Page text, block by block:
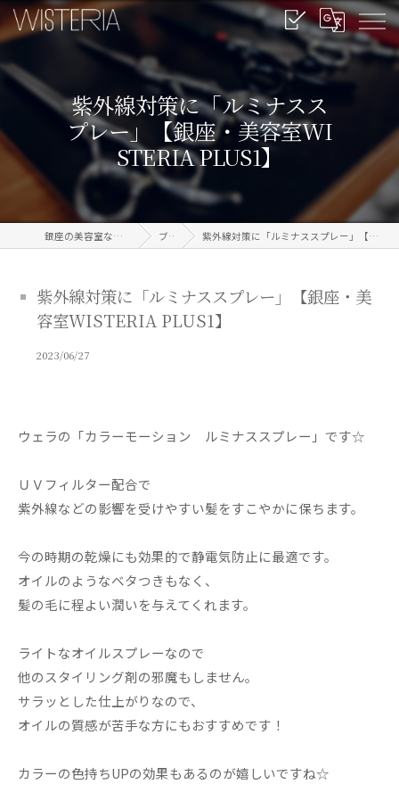
紫外線対策に「ルミナスス
プレー」【銀座・美容室WI
STERIA PLUS1】
銀座の美容室なら信頼のWISTERIA ブログ 紫外線対策に「ルミナススプレー」【銀座・美容室WISTERIA PLUS1】
紫外線対策に「ルミナススプレー」【銀座・美
容室WISTERIA PLUS1】
2023/06/27
ウェラの「カラーモーション ルミナススプレー」です☆
ＵＶフィルター配合で
紫外線などの影響を受けやすい髪をすこやかに保ちます。
今の時期の乾燥にも効果的で静電気防止に最適です。
オイルのようなベタつきもなく、
髪の毛に程よい潤いを与えてくれます。
ライトなオイルスプレーなので
他のスタイリング剤の邪魔もしません。
サラッとした仕上がりなので、
オイルの質感が苦手な方にもおすすめです！
カラーの色持ちUPの効果もあるのが嬉しいですね☆